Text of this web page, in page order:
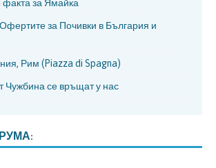
за Ямайка
за Почивки в България и
Рим (Piazza di Spagna)
Чужбина се връщат у нас